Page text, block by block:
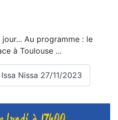
Au programme : le
à Toulouse ...
Nissa 27/11/2023